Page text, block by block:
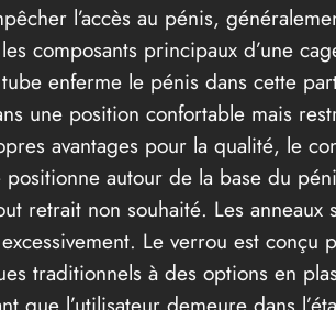
l’accès au pénis,
composants principaux d’une
enferme le pénis dans cette
une position confortable mais
avantages pour la qualité, le
autour de la base du
retrait non souhaité. Les
Le verrou est
traditionnels à des options en